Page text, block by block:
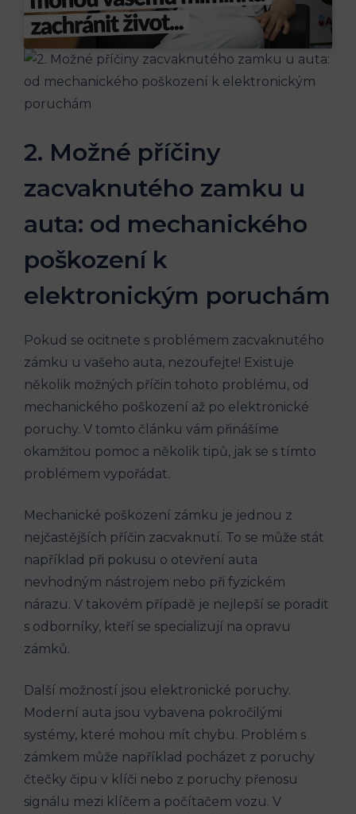
2. Možné⁣ příčiny
zacvaknutého zamku u
auta: od mechanického
poškození k
elektronickým poruchám
Pokud⁢ se ​ocitnete s ‌problémem zacvaknutého
zámku​ u vašeho auta, nezoufejte! ​Existuje
několik​ možných příčin tohoto problému, ‌od
mechanického poškození až po ​elektronické
poruchy.​ V⁢ tomto článku vám přinášíme
okamžitou⁢ pomoc a ⁢několik⁤ tipů, jak se ‍s tímto
⁤problémem vypořádat.
Mechanické poškození zámku ‌je ⁤jednou ‌z
nejčastějších příčin zacvaknutí.‌ To ​se může stát
‌například při pokusu ‍o⁢ otevření‍ auta‌
nevhodným nástrojem ​nebo při fyzickém
⁣nárazu. ​V​ takovém případě​ je nejlepší ⁤se poradit
s odborníky,‌ kteří se specializují na​ opravu
zámků.
Další možností⁤ jsou elektronické​ poruchy.
Moderní auta jsou vybavena pokročilými
systémy, které mohou ⁣mít ​chybu. Problém s
zámkem může například pocházet z poruchy
čtečky čipu ‍v​ klíči nebo z poruchy přenosu​
signálu mezi klíčem a počítačem vozu. V​